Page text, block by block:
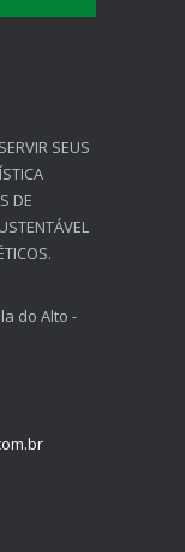
SEUS
DE
do Alto -